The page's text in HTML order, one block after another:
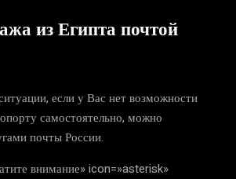
из Египта почтой
если у Вас нет возможности
самостоятельно, можно
почты России.
внимание» icon=»asterisk»